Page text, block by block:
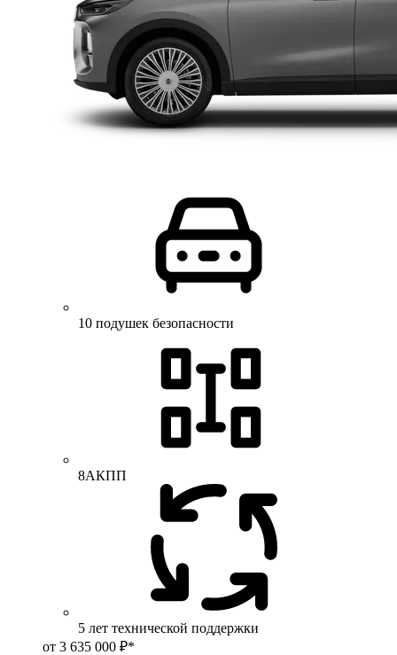
10 подушек безопасности
8АКПП
5 лет технической поддержки
от 3 635 000 ₽*